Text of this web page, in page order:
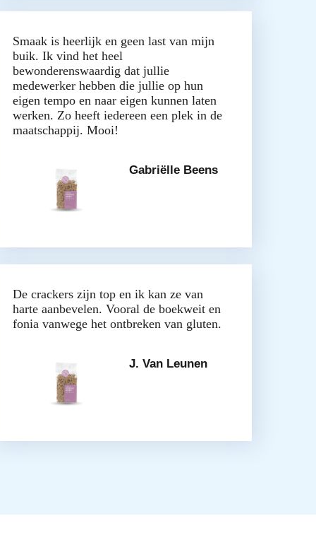
Smaak is heerlijk en geen last van mijn
buik. Ik vind het heel
bewonderenswaardig dat jullie
medewerker hebben die jullie op hun
eigen tempo en naar eigen kunnen laten
werken. Zo heeft iedereen een plek in de
maatschappij. Mooi!
Gabriëlle Beens
De crackers zijn top en ik kan ze van
harte aanbevelen. Vooral de boekweit en
fonia vanwege het ontbreken van gluten.
J. Van Leunen